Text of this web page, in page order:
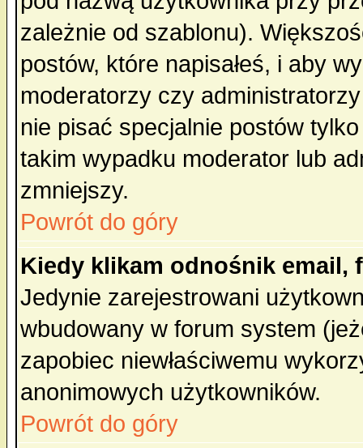
zależnie od szablonu).
postów, które napisałeś, i aby
moderatorzy czy
nie pisać specjalnie postów
takim wypadku moderator lub
zmniejszy.
Powrót do góry
Kiedy klikam odnośnik email,
Jedynie zarejestrowani
wbudowany w forum system
zapobiec niewłaściwemu
anonimowych użytkowników.
Powrót do góry